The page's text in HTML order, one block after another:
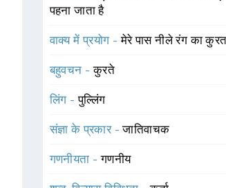
पहना जाता है
वाक्य में प्रयोग -मेरे पास नीले रंग का
बहुवचन -कुरते
लिंग -पुल्लिंग
संज्ञा के प्रकार -जातिवाचक
गणनीयता -गणनीय